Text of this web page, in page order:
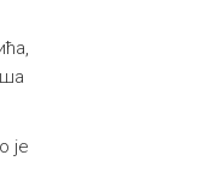
је